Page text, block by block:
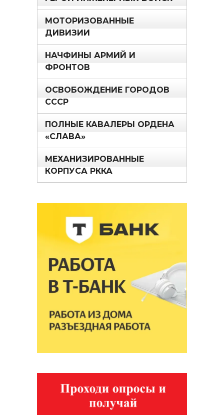
МОТОРИЗОВАННЫЕ
ДИВИЗИИ
НАЧФИНЫ АРМИЙ И
ФРОНТОВ
ОСВОБОЖДЕНИЕ ГОРОДОВ
СССР
ПОЛНЫЕ КАВАЛЕРЫ ОРДЕНА
«СЛАВА»
МЕХАНИЗИРОВАННЫЕ
КОРПУСА РККА